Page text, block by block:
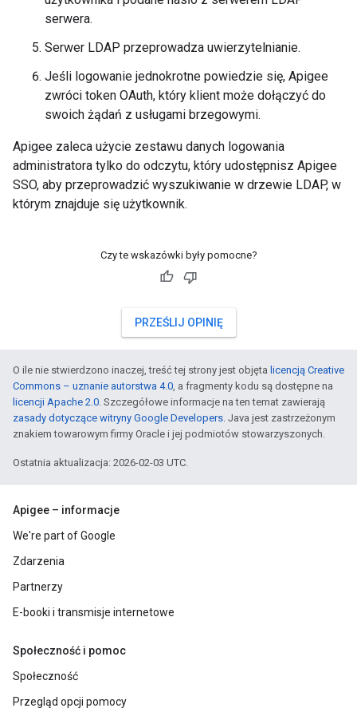
serwera.
Serwer LDAP przeprowadza uwierzytelnianie.
Jeśli logowanie jednokrotne powiedzie się, Apigee
zwróci token OAuth, który klient może dołączyć do
swoich żądań z usługami brzegowymi.
Apigee zaleca użycie zestawu danych logowania
administratora tylko do odczytu, który udostępnisz Apigee
SSO, aby przeprowadzić wyszukiwanie w drzewie LDAP, w
którym znajduje się użytkownik.
Czy te wskazówki były pomocne?
PRZEŚLIJ OPINIĘ
O ile nie stwierdzono inaczej, treść tej strony jest objęta licencją Creative
Commons – uznanie autorstwa 4.0, a fragmenty kodu są dostępne na
licencji Apache 2.0. Szczegółowe informacje na ten temat zawierają
zasady dotyczące witryny Google Developers. Java jest zastrzeżonym
znakiem towarowym firmy Oracle i jej podmiotów stowarzyszonych.
Ostatnia aktualizacja: 2026-02-03 UTC.
Apigee – informacje
We're part of Google
Zdarzenia
Partnerzy
E-booki i transmisje internetowe
Społeczność i pomoc
Społeczność
Przegląd opcji pomocy